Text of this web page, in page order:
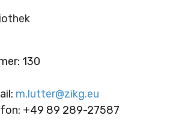
: 130
: m.lutter@zikg.eu
: +49 89 289-27587